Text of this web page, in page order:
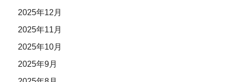
2025年12月
2025年11月
2025年10月
2025年9月